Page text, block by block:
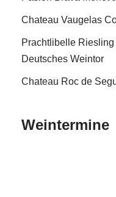
Chateau Vaugelas
Prachtlibelle
Deutsches Weintor
Chateau Roc de
Weintermine